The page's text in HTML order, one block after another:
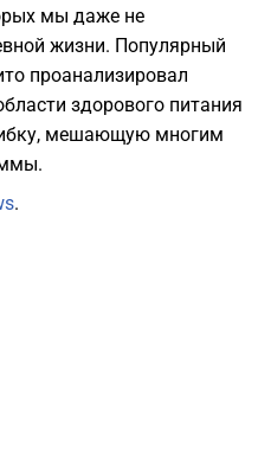
мы даже не
жизни. Популярный
проанализировал
здорового питания
мешающую многим
.